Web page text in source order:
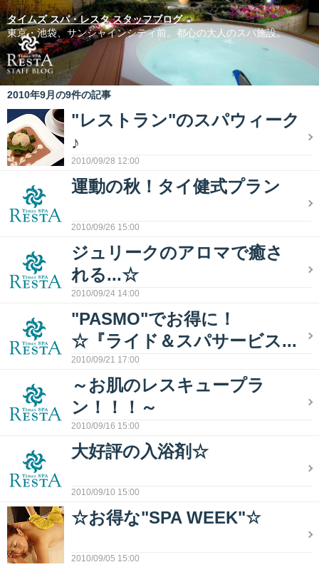
タイムズ スパ・レスタ スタッフブログ
東京・池袋、サンシャインシティ前。都心の大人のスパ施設。
2010年9月の9件の記事
"レストラン"のスパウィーク
♪
2010/09/28 12:00
運動の秋！タイ健式プラン
2010/09/26 15:00
ジュリークのアロマで癒さ
れる...☆
2010/09/24 14:00
"PASMO"でお得に！
☆『ライド＆スパサービス...
2010/09/21 17:00
～お肌のレスキュープラ
ン！！！～
2010/09/16 15:00
大好評の入浴剤☆
2010/09/10 15:00
☆お得な"SPA WEEK"☆
2010/09/05 15:00